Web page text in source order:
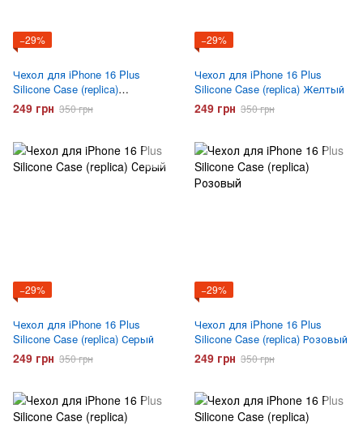
−29%
Чехол для iPhone 16 Plus
Silicone Case (replica)
Сливовый
249 грн 350 грн
−29%
Чехол для iPhone 16 Plus
Silicone Case (replica) Желтый
249 грн 350 грн
−29%
Чехол для iPhone 16 Plus
Silicone Case (replica) Серый
249 грн 350 грн
−29%
Чехол для iPhone 16 Plus
Silicone Case (replica) Розовый
249 грн 350 грн